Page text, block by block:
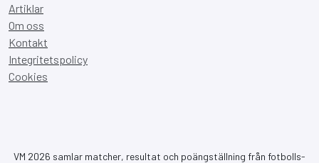
Artiklar
Om oss
Kontakt
Integritetspolicy
Cookies
VM 2026 samlar matcher, resultat och poängställning från fotbolls-